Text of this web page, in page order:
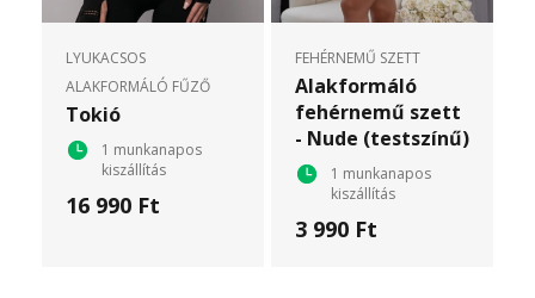
LYUKACSOS
ALAKFORMÁLÓ FŰZŐ
Tokió
1 munkanapos
kiszállítás
16 990 Ft
FEHÉRNEMŰ SZETT
Alakformáló
fehérnemű szett
- Nude (testszínű)
1 munkanapos
kiszállítás
3 990 Ft